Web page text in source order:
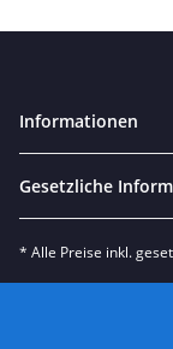
Informationen
Gesetzliche
* Alle Preise inkl.